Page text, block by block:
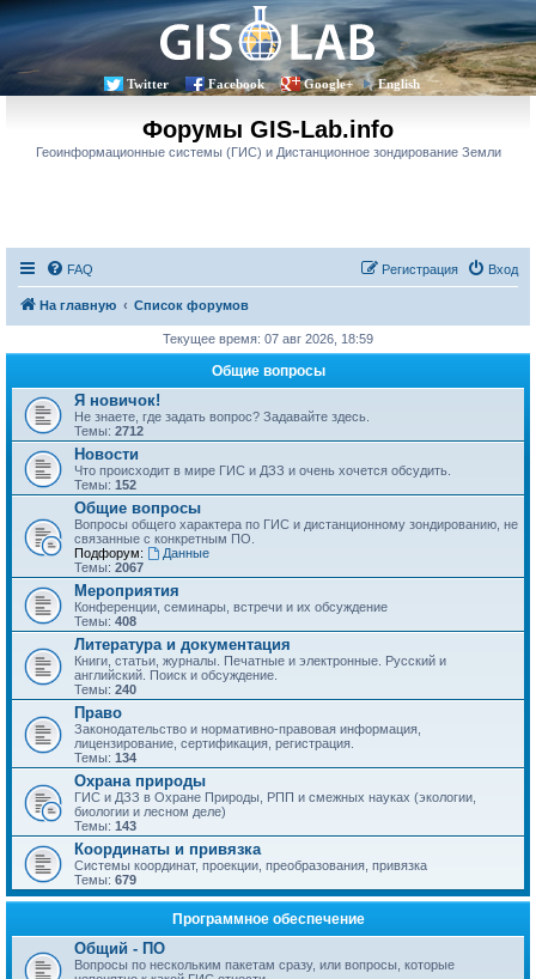
Twitter Facebook Google+ English
Форумы GIS-Lab.info
Геоинформационные системы (ГИС) и Дистанционное зондирование Земли
FAQ Вход
Регистрация
На главную Список форумов
Текущее время: 07 авг 2026, 18:59
Общие вопросы
Я новичок!
Не знаете, где задать вопрос? Задавайте здесь.
Темы: 2712
Новости
Что происходит в мире ГИС и ДЗЗ и очень хочется обсудить.
Темы: 152
Общие вопросы
Вопросы общего характера по ГИС и дистанционному зондированию, не
связанные с конкретным ПО.
Подфорум:
Данные
Темы: 2067
Мероприятия
Конференции, семинары, встречи и их обсуждение
Темы: 408
Литература и документация
Книги, статьи, журналы. Печатные и электронные. Русский и
английский. Поиск и обсуждение.
Темы: 240
Право
Законодательство и нормативно-правовая информация,
лицензирование, сертификация, регистрация.
Темы: 134
Охрана природы
ГИС и ДЗЗ в Охране Природы, РПП и смежных науках (экологии,
биологии и лесном деле)
Темы: 143
Координаты и привязка
Системы координат, проекции, преобразования, привязка
Темы: 679
Программное обеспечение
Общий - ПО
Вопросы по нескольким пакетам сразу, или вопросы, которые